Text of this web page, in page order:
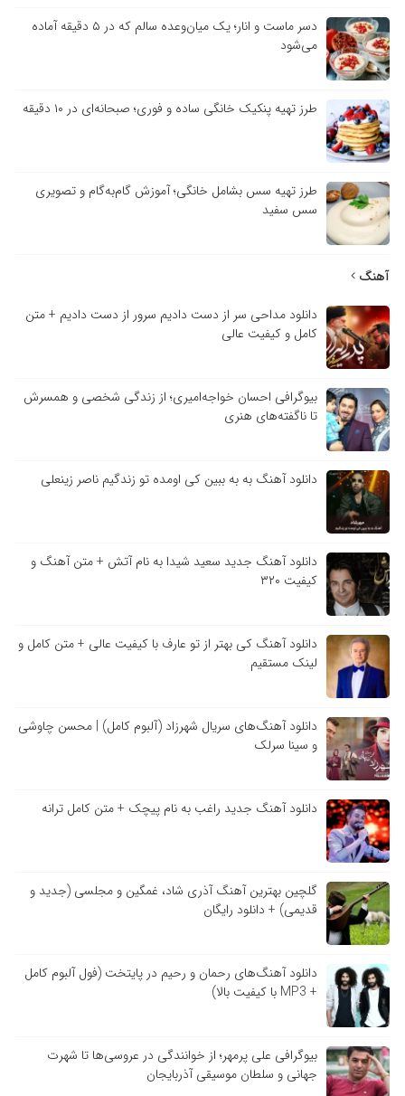
دسر ماست و انار؛ یک میان‌وعده سالم که در ۵ دقیقه آماده
می‌شود
طرز تهیه پنکیک خانگی ساده و فوری؛ صبحانه‌ای در ۱۰ دقیقه
طرز تهیه سس بشامل خانگی؛ آموزش گام‌به‌گام و تصویری
سس سفید
آهنگ
دانلود مداحی سر از دست دادیم سرور از دست دادیم + متن
کامل و کیفیت عالی
بیوگرافی احسان خواجه‌امیری؛ از زندگی شخصی و همسرش
تا ناگفته‌های هنری
دانلود آهنگ به به ببین کی اومده تو زندگیم ناصر زینعلی
دانلود آهنگ جدید سعید شیدا به نام آتش + متن آهنگ و
کیفیت ۳۲۰
دانلود آهنگ کی بهتر از تو عارف با کیفیت عالی + متن کامل و
لینک مستقیم
دانلود آهنگ‌های سریال شهرزاد (آلبوم کامل) | محسن چاوشی
و سینا سرلک
دانلود آهنگ جدید راغب به نام پیچک + متن کامل ترانه
گلچین بهترین آهنگ آذری شاد، غمگین و مجلسی (جدید و
قدیمی) + دانلود رایگان
دانلود آهنگ‌های رحمان و رحیم در پایتخت (فول آلبوم کامل
+ MP3 با کیفیت بالا)
بیوگرافی علی پرمهر؛ از خوانندگی در عروسی‌ها تا شهرت
جهانی و سلطان موسیقی آذربایجان